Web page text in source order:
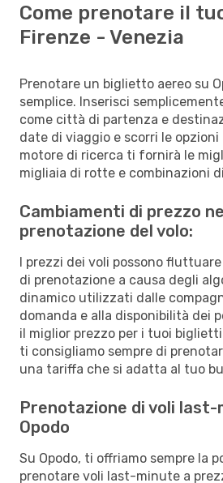
Come prenotare il
Firenze - Venezia
Prenotare un biglietto aereo su
semplice. Inserisci
come città di partenza e
date di viaggio e scorri le
motore di ricerca ti fornirà le
migliaia di rotte e combinazioni
Cambiamenti di prezzo
prenotazione del volo:
I prezzi dei voli possono
di prenotazione a causa degli
dinamico utilizzati dalle
domanda e alla disponibilità dei
il miglior prezzo per i tuoi biglietti
ti consigliamo sempre di
una tariffa che si adatta al tuo
Prenotazione di voli last-
Opodo
Su Opodo, ti offriamo sempre la
prenotare voli last-minute a